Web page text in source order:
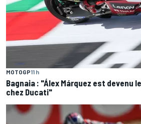
MOTOGP11 h
Bagnaia : "Álex Márquez est devenu
chez Ducati"